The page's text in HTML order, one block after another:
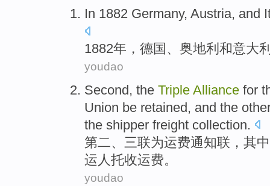
In 1882 Germany, Austria, and
1882年， 德国 、 奥地利 和意大
youdao
Second, the Triple Alliance for
Union be retained, and the
the shipper freight collection.
第二、 三联为运费通知联， 其中
运人 托收运费。
youdao